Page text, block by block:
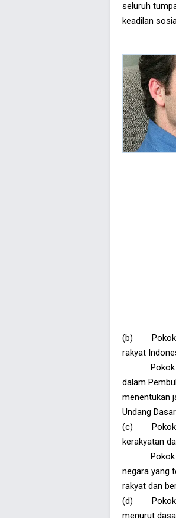
seluruh
keadilan
(b) Pokok
rakyat
Pokok
dalam
menentukan
Undang
(c) Pokok
kerakyatan
Pokok
negara yang
rakyat dan
(d) Pokok
menurut